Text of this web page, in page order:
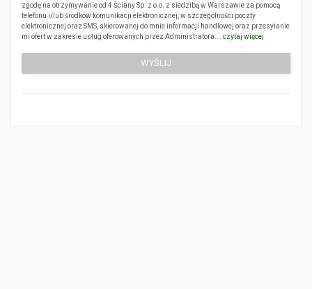
zgodę na otrzymywanie od 4 Ściany Sp. z o.o. z siedzibą w Warszawie za pomocą
telefonu i/lub środków komunikacji elektronicznej, w szczególności poczty
elektronicznej oraz SMS, skierowanej do mnie informacji handlowej oraz przesyłanie
mi ofert w zakresie usług oferowanych przez Administratora.… czytaj więcej